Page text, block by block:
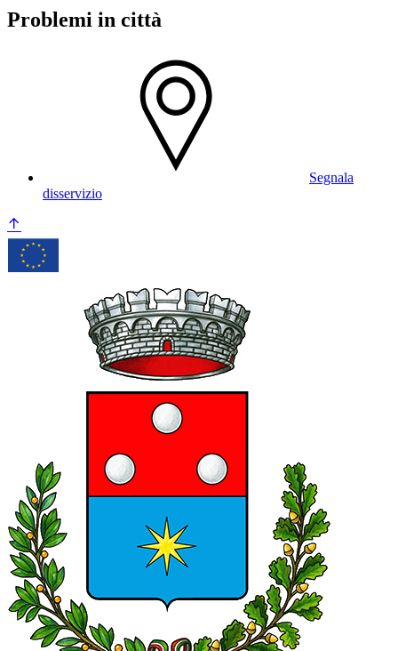
Problemi in città
Segnala
disservizio